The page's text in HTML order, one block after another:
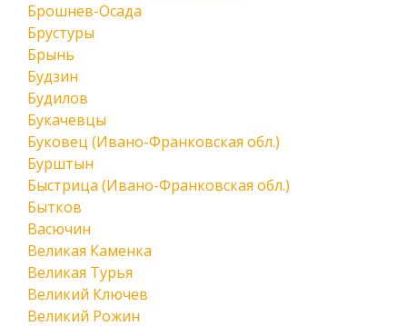
Брошнев-Осада
Брустуры
Брынь
Будзин
Будилов
Букачевцы
Буковец (Ивано-Франковская обл.)
Бурштын
Быстрица (Ивано-Франковская обл.)
Бытков
Васючин
Великая Каменка
Великая Турья
Великий Ключев
Великий Рожин